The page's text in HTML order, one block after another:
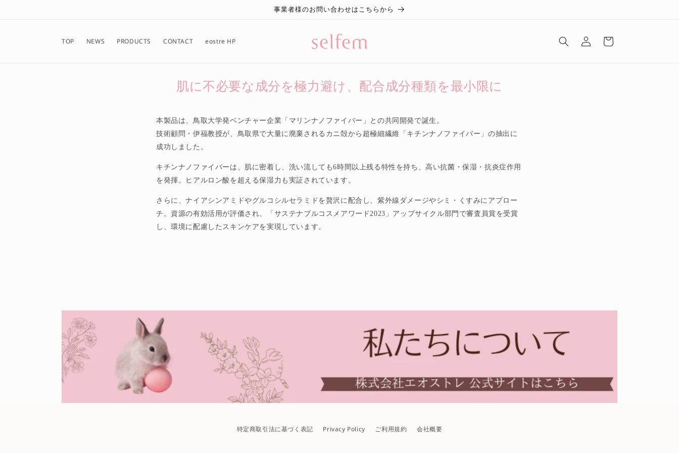
事業者様のお問い合わせはこちらから
TOP NEWS PRODUCTS CONTACT eostre HP
グ
イ
ー
肌に不必要な成分を極力避け、配合成分種類を最小限に
本製品は、鳥取大学発ベンチャー企業「マリンナノファイバー」との共同開発で誕生。
技術顧問・伊福教授が、鳥取県で大量に廃棄されるカニ殻から超極細繊維「キチンナノファイバー」の抽出に
成功しました。
キチンナノファイバーは、肌に密着し、洗い流しても6時間以上残る特性を持ち、高い抗菌・保湿・抗炎症作用
を発揮。ヒアルロン酸を超える保湿力も実証されています。
さらに、ナイアシンアミドやグルコシルセラミドを贅沢に配合し、紫外線ダメージやシミ・くすみにアプロー
チ。資源の有効活用が評価され、「サステナブルコスメアワード2023 」アップサイクル部門で審査員賞を受賞
し、環境に配慮したスキンケアを実現しています。
特定商取引法に基づく表記 Privacy Policy ご利用規約 会社概要